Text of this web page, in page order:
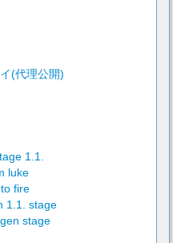
(代理公開)
1.1.
luke
fire
1.1. stage
stage